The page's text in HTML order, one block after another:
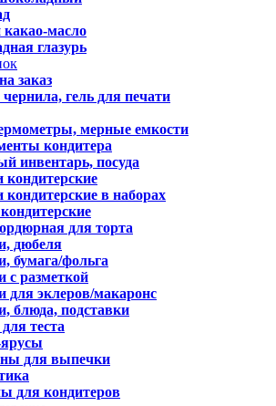
масло
глазурь
заказ
гель для печати
мерные емкости
кондитера
инвентарь, посуда
кондитерские
кондитерские в наборах
для торта
дюбеля
бумага/фольга
с разметкой
для эклеров/макаронс
блюда, подставки
теста
для выпечки
для кондитеров